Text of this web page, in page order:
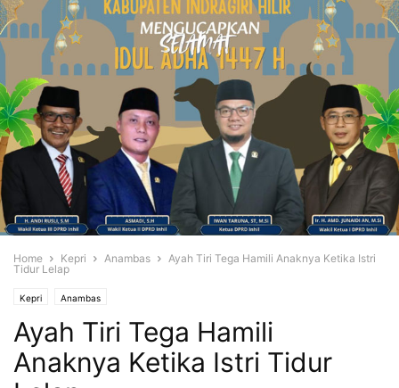
Home Kepri Anambas
Ayah Tiri Tega Hamili Anaknya Ketika Istri
Tidur Lelap
Kepri Anambas
Ayah Tiri Tega Hamili
Anaknya Ketika Istri Tidur